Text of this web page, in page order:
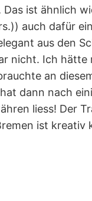
ist ähnlich
auch dafür
aus den
nicht. Ich
an
dann nach
liess! Der
ist kreativ